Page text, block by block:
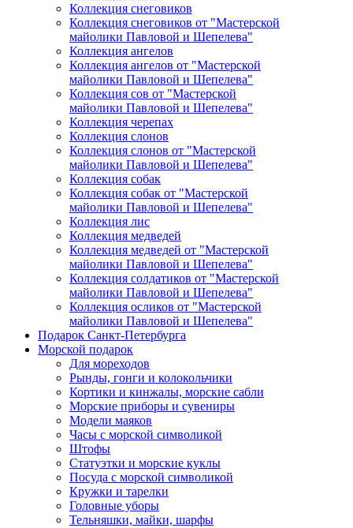
Коллекция снеговиков
Коллекция снеговиков от "Мастерской
майолики Павловой и Шепелева"
Коллекция ангелов
Коллекция ангелов от "Мастерской
майолики Павловой и Шепелева"
Коллекция сов от "Мастерской
майолики Павловой и Шепелева"
Коллекция черепах
Коллекция слонов
Коллекция слонов от "Мастерской
майолики Павловой и Шепелева"
Коллекция собак
Коллекция собак от "Мастерской
майолики Павловой и Шепелева"
Коллекция лис
Коллекция медведей
Коллекция медведей от "Мастерской
майолики Павловой и Шепелева"
Коллекция солдатиков от "Мастерской
майолики Павловой и Шепелева"
Коллекция осликов от "Мастерской
майолики Павловой и Шепелева"
Подарок Санкт-Петербурга
Морской подарок
Для мореходов
Рынды, гонги и колокольчики
Кортики и кинжалы, морские сабли
Морские приборы и сувениры
Модели маяков
Часы с морской символикой
Штофы
Статуэтки и морские куклы
Посуда с морской символикой
Кружки и тарелки
Головные уборы
Тельняшки, майки, шарфы